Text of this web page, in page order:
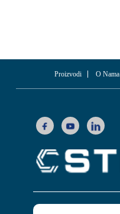
Proizvodi O Nama